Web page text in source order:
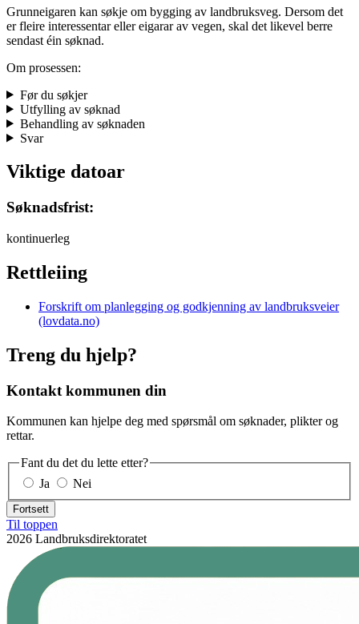
Grunneigaren kan søkje om bygging av landbruksveg. Dersom det
er fleire interessentar eller eigarar av vegen, skal det likevel berre
sendast éin søknad.
Om prosessen:
Før du søkjer
Utfylling av søknad
Behandling av søknaden
Svar
Viktige datoar
Søknadsfrist:
kontinuerleg
Rettleiing
Forskrift om planlegging og godkjenning av landbruksveier
(lovdata.no)
Treng du hjelp?
Kontakt kommunen din
Kommunen kan hjelpe deg med spørsmål om søknader, plikter og
rettar.
Fant du det du lette etter?
Ja
Nei
Fortsett
Til toppen
2026 Landbruksdirektoratet